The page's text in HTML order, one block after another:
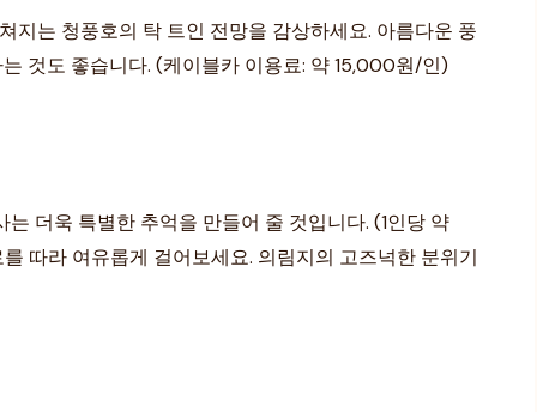
지는 청풍호의 탁 트인 전망을 감상하세요. 아름다운 풍
것도 좋습니다. (케이블카 이용료: 약 15,000원/인)
더욱 특별한 추억을 만들어 줄 것입니다. (1인당 약
따라 여유롭게 걸어보세요. 의림지의 고즈넉한 분위기